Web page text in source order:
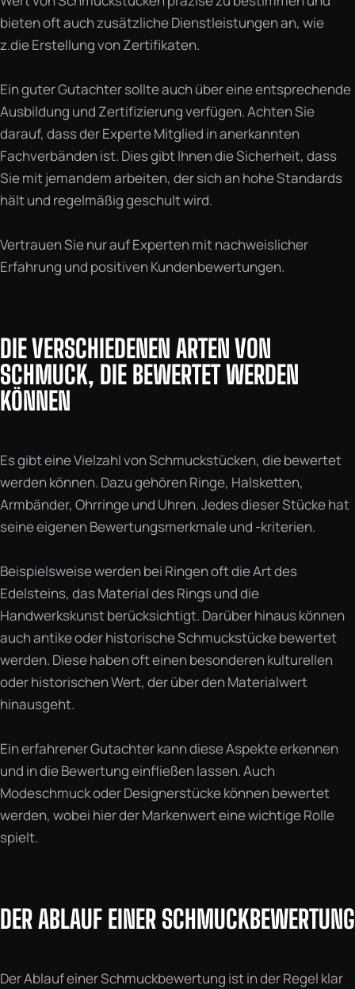
bieten oft auch zusätzliche Dienstleistungen an, wie
z.die Erstellung von Zertifikaten.
Ein guter Gutachter sollte auch über eine entsprechende
Ausbildung und Zertifizierung verfügen. Achten Sie
darauf, dass der Experte Mitglied in anerkannten
Fachverbänden ist. Dies gibt Ihnen die Sicherheit, dass
Sie mit jemandem arbeiten, der sich an hohe Standards
hält und regelmäßig geschult wird.
Vertrauen Sie nur auf Experten mit nachweislicher
Erfahrung und positiven Kundenbewertungen.
DIE VERSCHIEDENEN ARTEN VON
SCHMUCK, DIE BEWERTET WERDEN
KÖNNEN
Es gibt eine Vielzahl von Schmuckstücken, die bewertet
werden können. Dazu gehören Ringe, Halsketten,
Armbänder, Ohrringe und Uhren. Jedes dieser Stücke hat
seine eigenen Bewertungsmerkmale und -kriterien.
Beispielsweise werden bei Ringen oft die Art des
Edelsteins, das Material des Rings und die
Handwerkskunst berücksichtigt. Darüber hinaus können
auch antike oder historische Schmuckstücke bewertet
werden. Diese haben oft einen besonderen kulturellen
oder historischen Wert, der über den Materialwert
hinausgeht.
Ein erfahrener Gutachter kann diese Aspekte erkennen
und in die Bewertung einfließen lassen. Auch
Modeschmuck oder Designerstücke können bewertet
werden, wobei hier der Markenwert eine wichtige Rolle
spielt.
DER ABLAUF EINER SCHMUCKBEWERTUNG
Der Ablauf einer Schmuckbewertung ist in der Regel klar